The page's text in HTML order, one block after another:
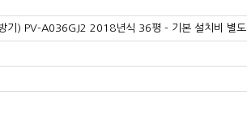
기) PV-A036GJ2 2018년식 36평 - 기본 설치비 별도